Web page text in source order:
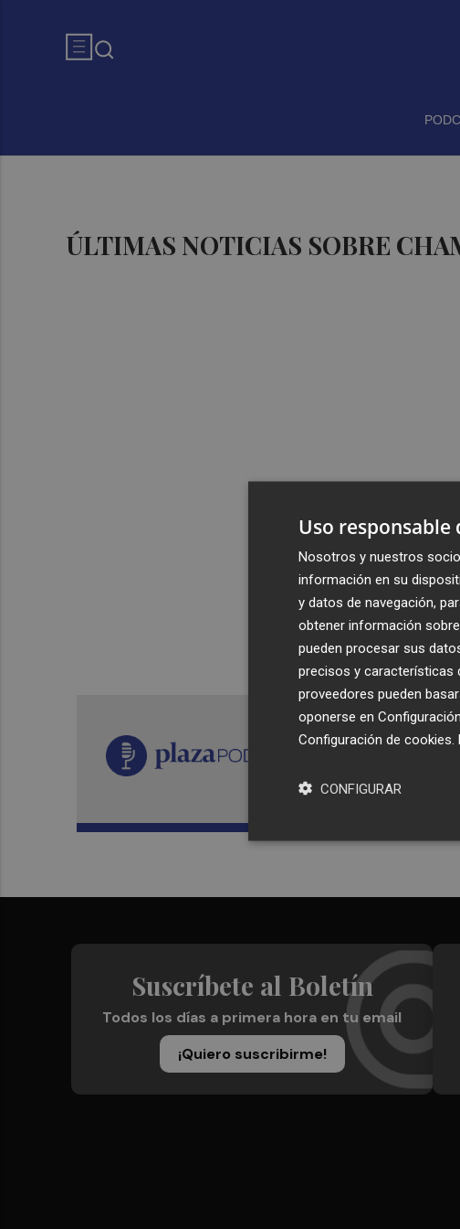
ÚLTIMAS NOTICIAS SOBRE
Suscríbete al Boletín
Todos los días a primera hora en tu email
¡Quiero suscribirme!
Uso responsable
Nosotros y nuestros
información en su
y datos de navegación,
obtener información
pueden procesar sus
precisos y características
proveedores pueden
oponerse en
Configuración de cookies
CONFIGURAR